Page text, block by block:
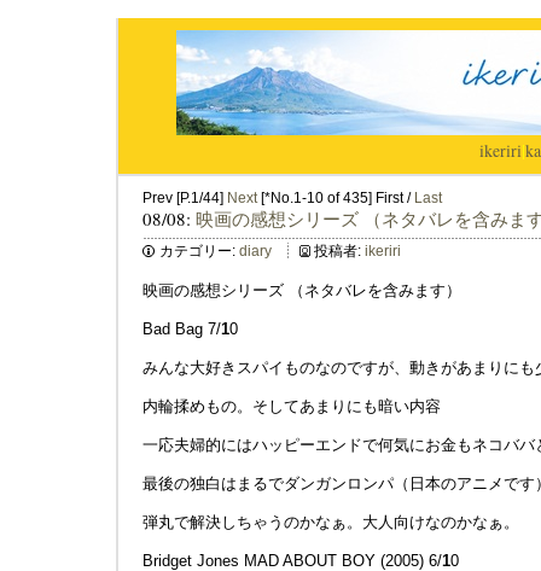
ikeriri|
Prev [P.1/44] Next[*No.1-10 of 435] First / Last
08/08: 映画の感想シリーズ （ネタバレを含みま
カテゴリー: diary 投稿者: ikeriri
映画の感想シリーズ （ネタバレを含みます）
Bad Bag 7/10
みんな大好きスパイものなのですが、動きがあまりにも
内輪揉めもの。そしてあまりにも暗い内容
一応夫婦的にはハッピーエンドで何気にお金もネコババ
最後の独白はまるでダンガンロンパ（日本のアニメです
弾丸で解決しちゃうのかなぁ。大人向けなのかなぁ。
Bridget Jones MAD ABOUT BOY (2005) 6/10